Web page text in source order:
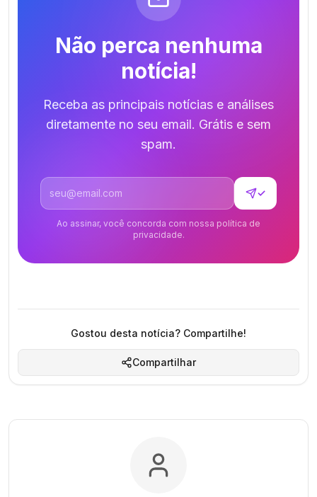
Não perca nenhuma
notícia!
Receba as principais notícias e análises
diretamente no seu email. Grátis e sem
spam.
Endereço de email
✓
Ao assinar, você concorda com nossa política de
privacidade.
Gostou desta notícia? Compartilhe!
Compartilhar